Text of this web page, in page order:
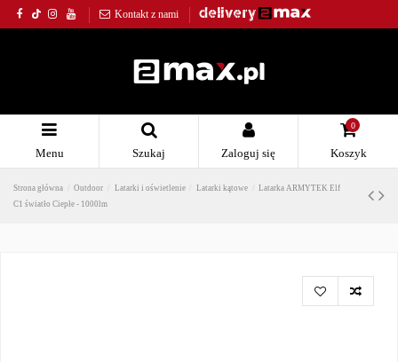
Kontakt z nami
Menu Szukaj Zaloguj się
0
Koszyk
Strona główna Outdoor Latarki i oświetlenie Latarki kątowe
Latarka ARMYTEK Elf
C1 światło Ciepłe - 1000lm